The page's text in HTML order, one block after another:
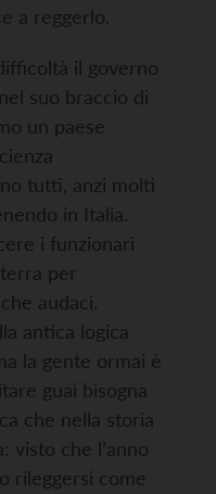
a reggerlo.
il governo
suo braccio di
un paese
tutti, anzi molti
in Italia.
i funzionari
per
audaci.
antica logica
la gente ormai è
guai bisogna
che nella storia
visto che l’anno
rileggersi come